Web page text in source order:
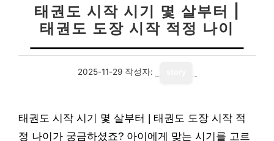
태권도 시작 시기 몇 살부터 |
태권도 도장 시작 적정 나이
2025-11-29 작성자:
태권도 시작 시기 몇 살부터 | 태권도 도장 시작 적
정 나이가 궁금하셨죠? 아이에게 맞는 시기를 고르